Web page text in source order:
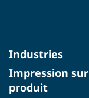
Industries
Impression sur
produit